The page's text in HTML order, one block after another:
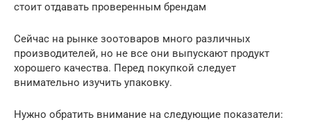
стоит отдавать проверенным брендам
Сейчас на рынке зоотоваров много различных
производителей, но не все они выпускают продукт
хорошего качества. Перед покупкой следует
внимательно изучить упаковку.
Нужно обратить внимание на следующие показатели: